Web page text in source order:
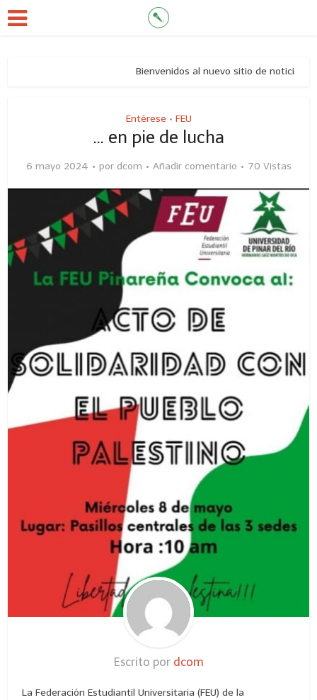
Bienvenidos al nuevo sitio de noticias de
Entérese • FEU
… en pie de lucha
6 mayo 2024 por dcom Añadir comentario 70 Vistas
Escrito por dcom
La Federación Estudiantil Universitaria (FEU) de la